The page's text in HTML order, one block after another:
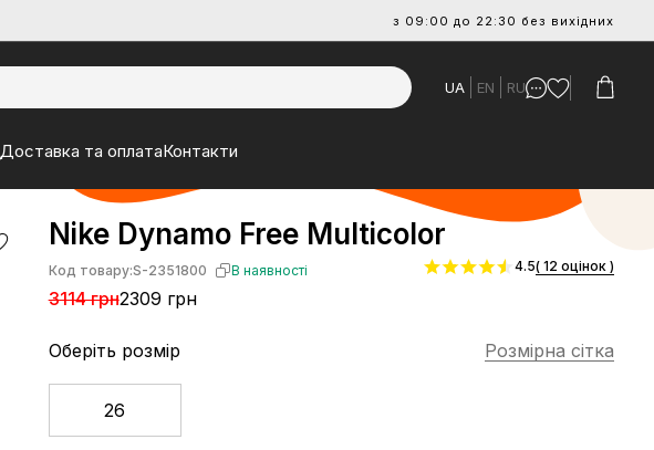
з 09:00 до 22:30 без вихідних
UA EN RU
Доставка та оплатаКонтакти
Nike Dynamo Free Multicolor
Код товару:S-2351800 В наявності
3114 грн2309 грн
4.5( 12 оцінок )
Оберіть розмір Розмірна сітка
26